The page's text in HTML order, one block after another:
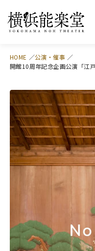
HOME
公演・催事
開館10周年記念企画公演「江